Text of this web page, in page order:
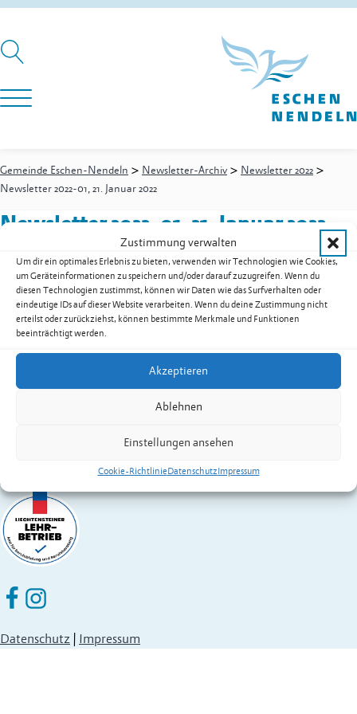
Zustimmung verwalten
Um dir ein optimales Erlebnis zu bieten, verwenden wir Technologien wie Cookies,
um Geräteinformationen zu speichern und/oder darauf zuzugreifen. Wenn du
diesen Technologien zustimmst, können wir Daten wie das Surfverhalten oder
eindeutige IDs auf dieser Website verarbeiten. Wenn du deine Zustimmung nicht
erteilst oder zurückziehst, können bestimmte Merkmale und Funktionen
beeinträchtigt werden.
Akzeptieren
Ablehnen
Einstellungen ansehen
Cookie-RichtlinieDatenschutzImpressum
Gemeinde Eschen-Nendeln > Newsletter-Archiv > Newsletter 2022 >
Newsletter 2022-01, 21. Januar 2022
Newsletter 2022-01, 21. Januar 2022
Newsletter 2022-01, 21. Januar 2022 als PDF herunterladen
Zur Übersicht der Downloads
Gemeinde Eschen-Nendeln
St. Martins-Ring 2, 9492 Eschen
Festnetz+423 377 50 10,verwaltung@eschen.li
Eschen Nendeln auf Facebook
Eschen Nendeln auf Instagram
Datenschutz | Impressum